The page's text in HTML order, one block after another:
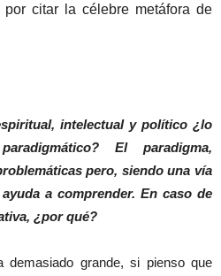
citar la célebre metáfora de
intelectual y político ¿lo
El paradigma,
pero, siendo una vía
a comprender. En caso de
¿por qué?
demasiado grande, si pienso que